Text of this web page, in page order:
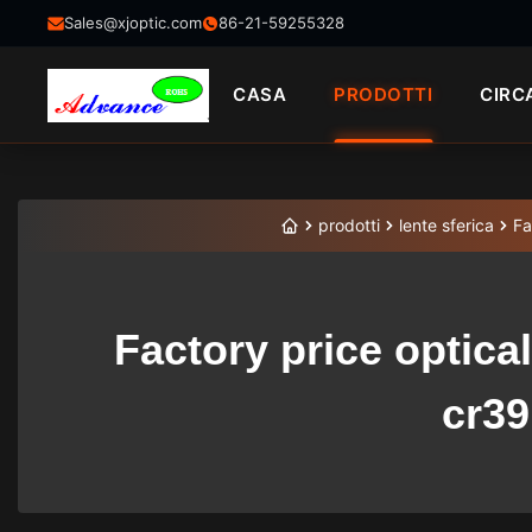
Sales@xjoptic.com 86-21-59255328
CASA PRODOTTI
prodotti lente sferica
Factory price